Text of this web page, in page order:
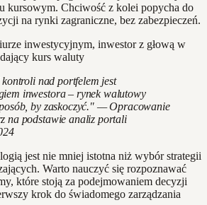
kursowym. Chciwość z kolei popycha do
na rynki zagraniczne, bez zabezpieczeń.
kontroli nad portfelem jest
inwestora – rynek walutowy
by zaskoczyć." — Opracowanie
na podstawie analiz portali
jest nie mniej istotna niż wybór strategii
Warto nauczyć się rozpoznawać
które stoją za podejmowaniem decyzji
krok do świadomego zarządzania